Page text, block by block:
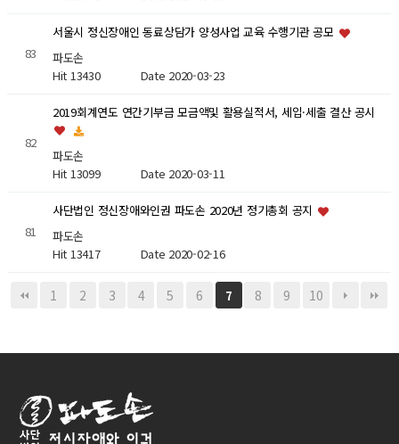
83
서울시 정신장애인 동료상담가 양성사업 교육 수행기관 공모
파도손
Hit 13430 Date 2020-03-23
82
2019회계연도 연간기부금 모금액및 활용실적서, 세입·세출 결산 공시
파도손
Hit 13099 Date 2020-03-11
81
사단법인 정신장애와인권 파도손 2020년 정기총회 공지
파도손
Hit 13417 Date 2020-02-16
1 2 3 4 5 6 7 8 9 10